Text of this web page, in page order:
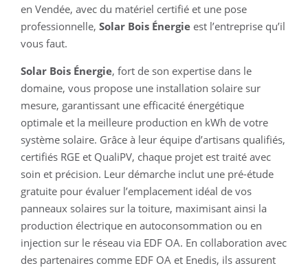
en Vendée, avec du matériel certifié et une pose
professionnelle, Solar Bois Énergie est l’entreprise qu’il
vous faut.
Solar Bois Énergie, fort de son expertise dans le
domaine, vous propose une installation solaire sur
mesure, garantissant une efficacité énergétique
optimale et la meilleure production en kWh de votre
système solaire. Grâce à leur équipe d’artisans qualifiés,
certifiés RGE et QualiPV, chaque projet est traité avec
soin et précision. Leur démarche inclut une pré-étude
gratuite pour évaluer l’emplacement idéal de vos
panneaux solaires sur la toiture, maximisant ainsi la
production électrique en autoconsommation ou en
injection sur le réseau via EDF OA. En collaboration avec
des partenaires comme EDF OA et Enedis, ils assurent